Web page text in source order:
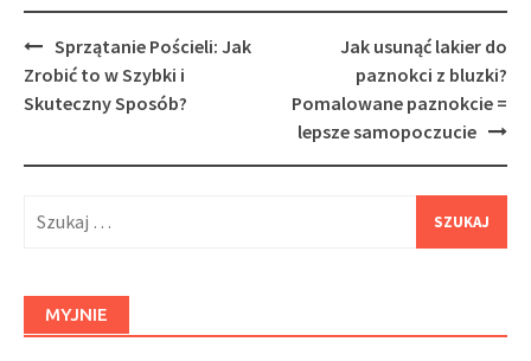
Post
navigation
Sprzątanie Pościeli: Jak
Zrobić to w Szybki i
Skuteczny Sposób?
Jak usunąć lakier do
paznokci z bluzki?
Pomalowane paznokcie =
lepsze samopoczucie
MYJNIE